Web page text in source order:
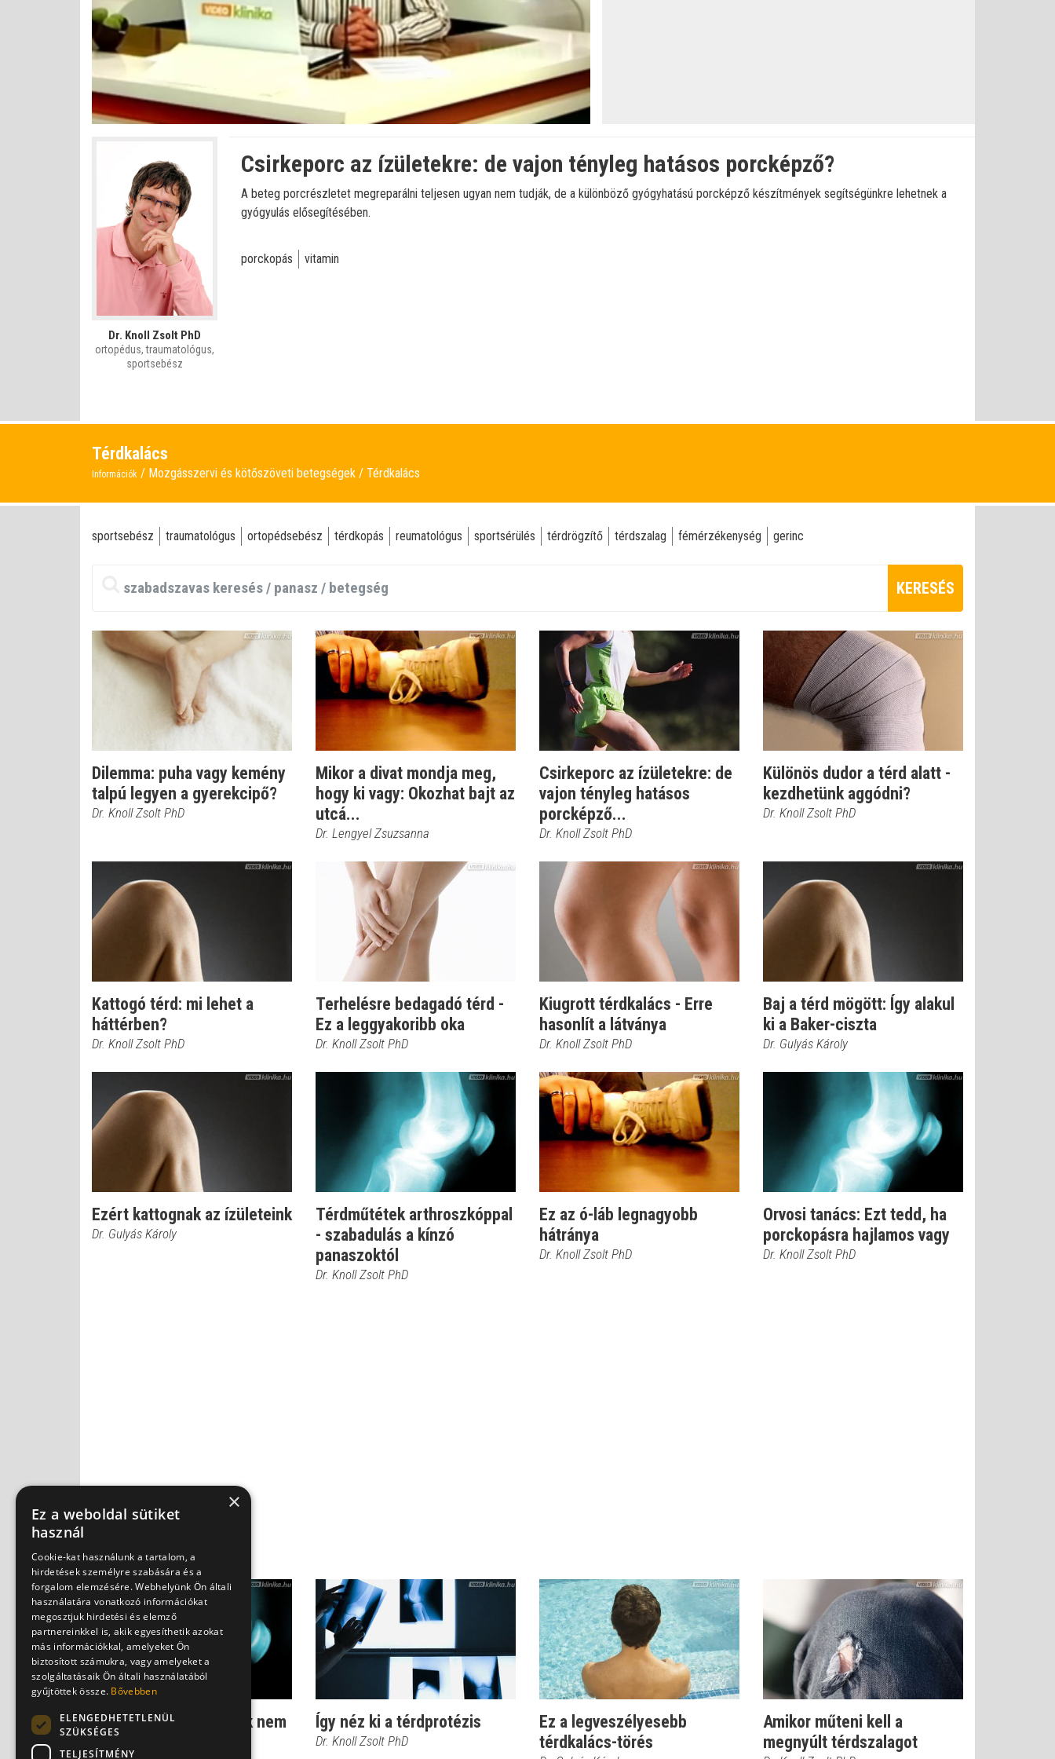
kikapcsolva
0%
Állapot:
0%
Dr. Knoll Zsolt PhD
ortopédus, traumatológus,
sportsebész
Csirkeporc az ízületekre: de vajon tényleg hatásos porcképző?
A beteg porcrészletet megreparálni teljesen ugyan nem tudják, de a különböző gyógyhatású porcképző készítmények segítségünkre lehetnek a
gyógyulás elősegítésében.
porckopás vitamin
Térdkalács
Információk Mozgásszervi és kötőszöveti betegségek Térdkalács
sportsebész traumatológus ortopédsebész térdkopás reumatológus sportsérülés térdrögzítő térdszalag fémérzékenység gerinc
KERESÉS
Dilemma: puha vagy kemény
talpú legyen a gyerekcipő?
Dr. Knoll Zsolt PhD
Mikor a divat mondja meg,
hogy ki vagy: Okozhat bajt az
utcá...
Dr. Lengyel Zsuzsanna
Csirkeporc az ízületekre: de
vajon tényleg hatásos
porcképző...
Dr. Knoll Zsolt PhD
Különös dudor a térd alatt -
kezdhetünk aggódni?
Dr. Knoll Zsolt PhD
Kattogó térd: mi lehet a
háttérben?
Dr. Knoll Zsolt PhD
Terhelésre bedagadó térd -
Ez a leggyakoribb oka
Dr. Knoll Zsolt PhD
Kiugrott térdkalács - Erre
hasonlít a látványa
Dr. Knoll Zsolt PhD
Baj a térd mögött: Így alakul
ki a Baker-ciszta
Dr. Gulyás Károly
Ezért kattognak az ízületeink
Dr. Gulyás Károly
Térdműtétek arthroszkóppal
- szabadulás a kínzó
panaszoktól
Dr. Knoll Zsolt PhD
Ez az ó-láb legnagyobb
hátránya
Dr. Knoll Zsolt PhD
Orvosi tanács: Ezt tedd, ha
porckopásra hajlamos vagy
Dr. Knoll Zsolt PhD
Nehéz esetek - akiknek nem
ajánlott a térdprotézis
Így néz ki a térdprotézis
Dr. Knoll Zsolt PhD
Ez a legveszélyesebb
térdkalács-törés
Amikor műteni kell a
megnyúlt térdszalagot
×
Ez a weboldal sütiket
használ
Cookie-kat használunk a tartalom, a
hirdetések személyre szabására és a
forgalom elemzésére. Webhelyünk Ön általi
használatára vonatkozó információkat
megosztjuk hirdetési és elemző
partnereinkkel is, akik egyesíthetik azokat
más információkkal, amelyeket Ön
biztosított számukra, vagy amelyeket a
szolgáltatásaik Ön általi használatából
gyűjtöttek össze. Bővebben
ELENGEDHETETLENÜL
SZÜKSÉGES
TELJESÍTMÉNY